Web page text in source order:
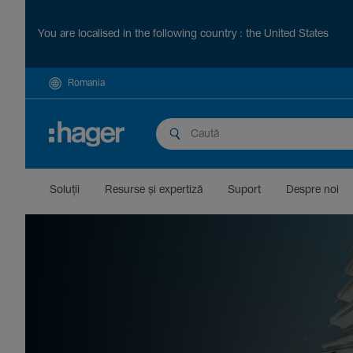
You are localised in the following country : the United States
Romania
Soluții Resurse și exper­tiză Suport Despre noi